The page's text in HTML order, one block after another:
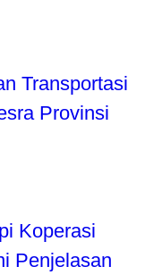
Transportasi
Provinsi
Koperasi
Penjelasan